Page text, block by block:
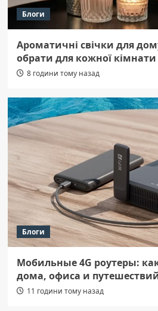
Блоги
Ароматичні свічки для
обрати для кожної кімнати
8 години тому назад
Блоги
Мобильные 4G роутеры:
дома, офиса и
11 години тому назад